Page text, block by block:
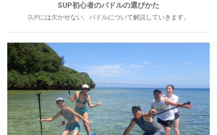
SUP初心者のパドルの選びかた
SUPには欠かせない、パドルについて解説していきます。